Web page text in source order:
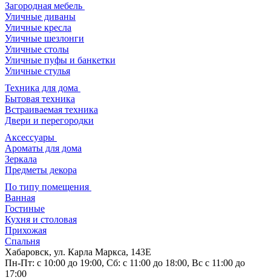
Загородная мебель
Уличные диваны
Уличные кресла
Уличные шезлонги
Уличные столы
Уличные пуфы и банкетки
Уличные стулья
Техника для дома
Бытовая техника
Встраиваемая техника
Двери и перегородки
Аксессуары
Ароматы для дома
Зеркала
Предметы декора
По типу помещения
Ванная
Гостиные
Кухня и столовая
Прихожая
Спальня
Хабаровск, ул. Карла Маркса, 143Е
Пн-Пт: с 10:00 до 19:00, Сб: с 11:00 до 18:00, Вс с 11:00 до
17:00